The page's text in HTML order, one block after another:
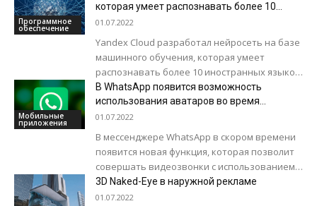
Программное
обеспечение
которая умеет распознавать более 10
языков одновременно
01.07.2022
Yandex Cloud разработал нейросеть на базе
машинного обучения, которая умеет
распознавать более 10 иностранных языков
одновременно. С помощью новой нейросети
компании смогут проще и...
Мобильные
приложения
В WhatsApp появится возможность
использования аватаров во время
видеозвонков
01.07.2022
В мессенджере WhatsApp в скором времени
появится новая функция, которая позволит
совершать видеозвонки с использованием
аватара, об этом пишет тематический
3D Naked-Eye в наружной рекламе
01.07.2022